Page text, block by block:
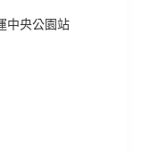
中央公園站